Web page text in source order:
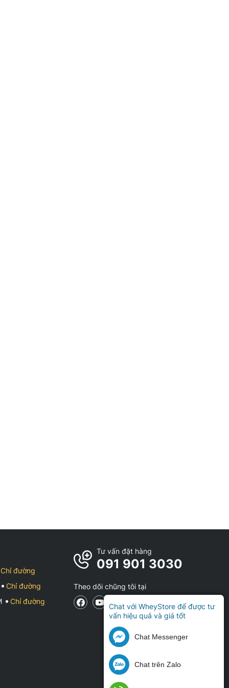
Chỉ đường
Chỉ đường
Chỉ đường
Tư vấn đặt hàng
091 901 3030
Theo dõi chũng tôi tại
Chat với WheyStore để được tư
vấn hiệu quả và giá tốt
Chat Messenger
Chat trên Zalo